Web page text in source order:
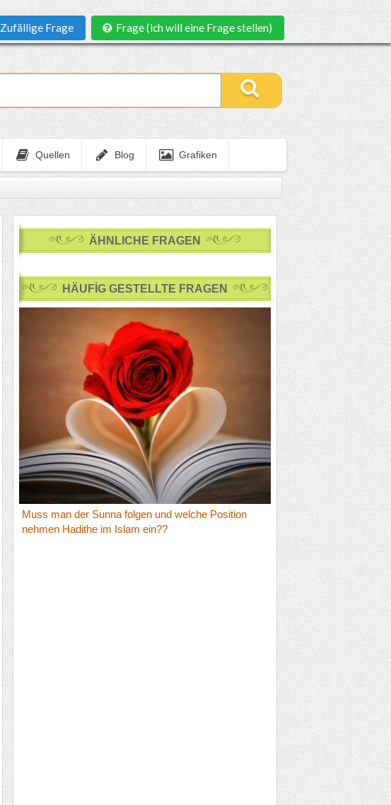
Zufällige Frage Frage (ich will eine Frage stellen)
Quellen Blog Grafiken
ÄHNLICHE FRAGEN
HÄUFİG GESTELLTE FRAGEN
Muss man der Sunna folgen und welche Position
nehmen Hadithe im Islam ein??